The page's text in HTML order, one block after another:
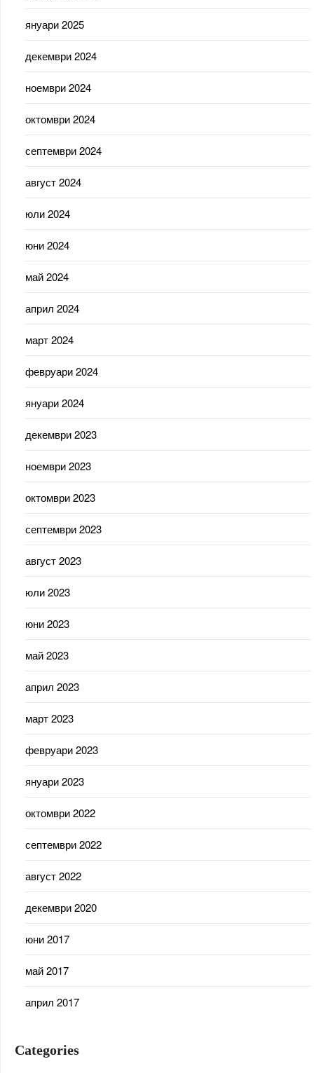
януари 2025
декември 2024
ноември 2024
октомври 2024
септември 2024
август 2024
юли 2024
юни 2024
май 2024
април 2024
март 2024
февруари 2024
януари 2024
декември 2023
ноември 2023
октомври 2023
септември 2023
август 2023
юли 2023
юни 2023
май 2023
април 2023
март 2023
февруари 2023
януари 2023
октомври 2022
септември 2022
август 2022
декември 2020
юни 2017
май 2017
април 2017
Categories